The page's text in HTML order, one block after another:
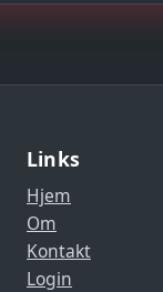
Links
Hjem
Om
Kontakt
Login